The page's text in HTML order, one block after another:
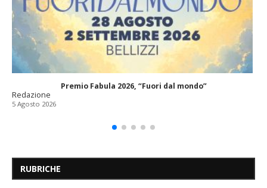
Premio Fabula 2026, “Fuori dal mondo”
Redazione
5 Agosto 2026
RUBRICHE